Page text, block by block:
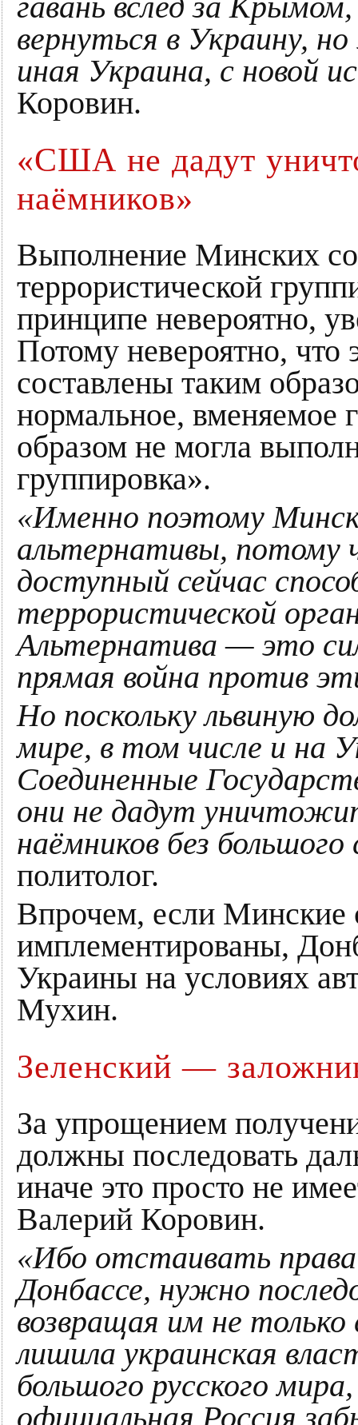
гавань вслед за
вернуться в Украину,
иная Украина, с новой
Коровин.
«США не дадут
наёмников»
Выполнение Минских
террористической
принципе невероятно,
Потому невероятно, что
составлены таким
нормальное, вменяемое
образом не могла
группировка».
«Именно поэтому
альтернативы, потому
доступный сейчас
террористической
Альтернатива — это
прямая война против
Но поскольку львиную
мире, в том числе и на
Соединенные
они не дадут
наёмников без большого
политолог.
Впрочем, если Минские
имплементированы,
Украины на условиях
Мухин.
Зеленский —
За упрощением
должны последовать
иначе это просто не
Валерий Коровин.
«Ибо отстаивать
Донбассе, нужно
возвращая им не
лишила украинская
большого русского